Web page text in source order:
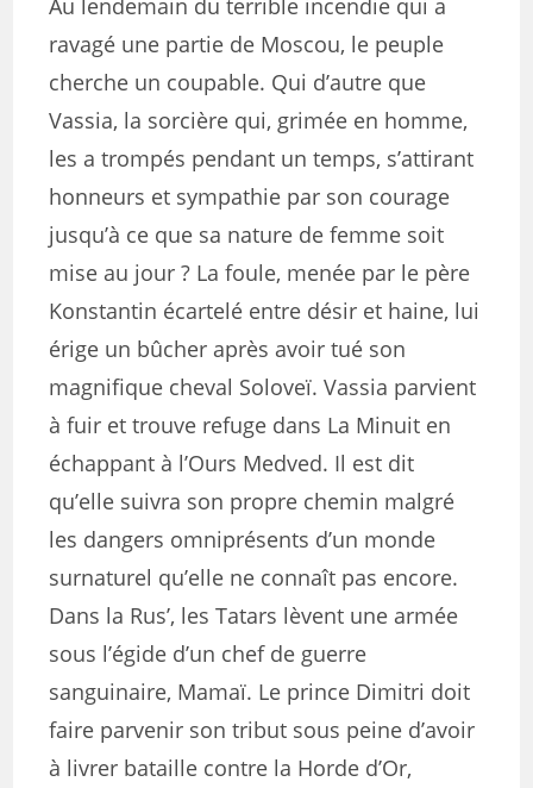
Au lendemain du terrible incendie qui a
ravagé une partie de Moscou, le peuple
cherche un coupable. Qui d’autre que
Vassia, la sorcière qui, grimée en homme,
les a trompés pendant un temps, s’attirant
honneurs et sympathie par son courage
jusqu’à ce que sa nature de femme soit
mise au jour ? La foule, menée par le père
Konstantin écartelé entre désir et haine, lui
érige un bûcher après avoir tué son
magnifique cheval Soloveï. Vassia parvient
à fuir et trouve refuge dans La Minuit en
échappant à l’Ours Medved. Il est dit
qu’elle suivra son propre chemin malgré
les dangers omniprésents d’un monde
surnaturel qu’elle ne connaît pas encore.
Dans la Rus’, les Tatars lèvent une armée
sous l’égide d’un chef de guerre
sanguinaire, Mamaï. Le prince Dimitri doit
faire parvenir son tribut sous peine d’avoir
à livrer bataille contre la Horde d’Or,